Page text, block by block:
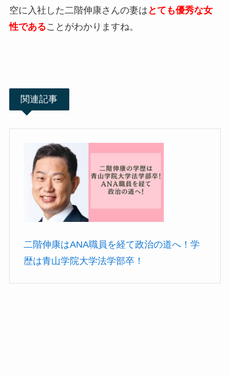
空に入社した二階伸康さんの妻は とても優秀な女
性であることがわかりますね。
関連記事
二階伸康はANA職員を経て政治の道へ！学
歴は青山学院大学法学部卒！